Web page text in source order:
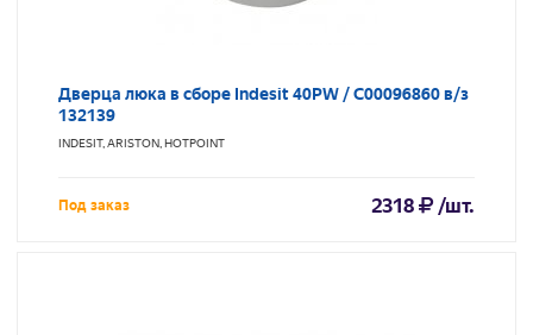
Дверца люка в сборе Indesit 40PW / C00096860 в/з
132139
INDESIT, ARISTON, HOTPOINT
Под заказ 2318 /шт.